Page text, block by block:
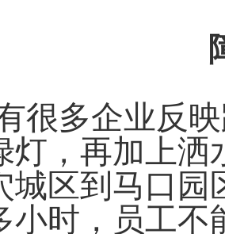
很多企业反
灯，再加上洒
城区到马口园
小时，员工不